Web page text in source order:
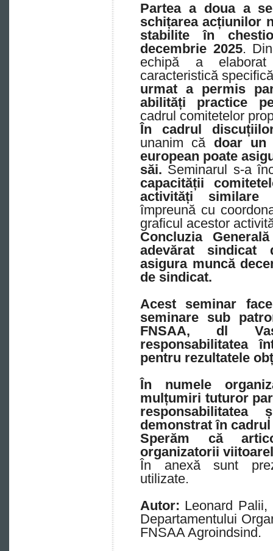
Partea a doua a
schițarea acțiunilor
stabilite în
decembrie 2025.
echipă a
caracteristică
urmat a permis
abilități practice
cadrul comitetelor
În cadrul
unanim cădoar un
european poate
săi. Seminarul s-a
capacității
activități
împreună cu
graficul acestor
Concluzia
adevărat sindicat
asigura muncă
de sindicat.
Acest seminar
seminare sub
FNSAA, dl
responsabilitatea
pentru rezultatele
În numele
mulțumiri tuturor
demonstrat în
Sperăm că
organizatorii
În anexă sunt
utilizate.
Autor: Leonard Palii,
Departamentului
FNSAA Agroindsind.